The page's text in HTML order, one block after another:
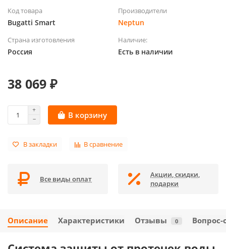
Код товара
Bugatti Smart
Производители
Neptun
Страна изготовления
Россия
Наличие:
Есть в наличии
38 069 ₽
В корзину
В закладки В сравнение
Все виды оплат
Акции, скидки,
подарки
Описание Характеристики Отзывы 0 Вопрос-